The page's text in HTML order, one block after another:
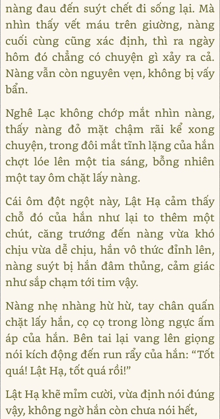
nàng đau đến suýt chết đi sống lại. Mà
nhìn thấy vết máu trên giường, nàng
cuối cùng cũng xác định, thì ra ngày
hôm đó chẳng có chuyện gì xảy ra cả.
Nàng vẫn còn nguyên vẹn, không bị vấy
bẩn.
Nghê Lạc không chớp mắt nhìn nàng,
thấy nàng đỏ mặt chậm rãi kể xong
chuyện, trong đôi mắt tĩnh lặng của hắn
chợt lóe lên một tia sáng, bỗng nhiên
một tay ôm chặt lấy nàng.
Cái ôm đột ngột này, Lật Hạ cảm thấy
chỗ đó của hắn như lại to thêm một
chút, căng trướng đến nàng vừa khó
chịu vừa dễ chịu, hắn vô thức đỉnh lên,
nàng suýt bị hắn đâm thủng, cảm giác
như sắp chạm tới tim vậy.
Nàng nhẹ nhàng hừ hừ, tay chân quấn
chặt lấy hắn, cọ cọ trong lòng ngực ấm
áp của hắn. Bên tai lại vang lên giọng
nói kích động đến run rẩy của hắn: “Tốt
quá! Lật Hạ, tốt quá rồi!”
Lật Hạ khẽ mỉm cười, vừa định nói đúng
vậy, không ngờ hắn còn chưa nói hết,